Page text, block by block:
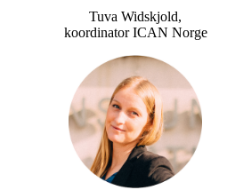
Tuva Widskjold,
koordinator ICAN Norge